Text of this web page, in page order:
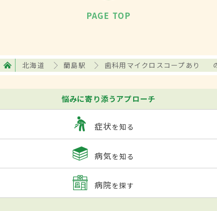
PAGE TOP
北海道 蘭島駅 歯科用マイクロスコープあり
悩みに寄り添うアプローチ
症状を知る
病気を知る
病院を探す